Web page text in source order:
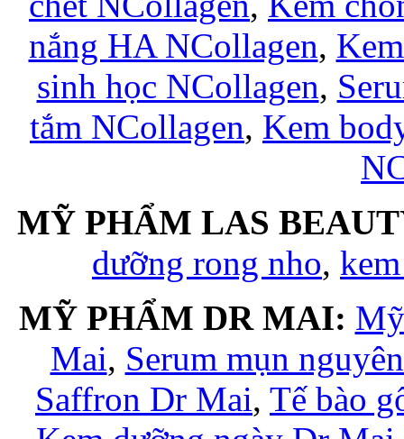
nắng HA NCollagen,
sinh học NCollagen,
tắm NCollagen, Kem
MỸ PHẨM LAS
dưỡng rong nho,
MỸ PHẨM DR MAI:
Mai, Serum mụn
Saffron Dr Mai, Tế bào